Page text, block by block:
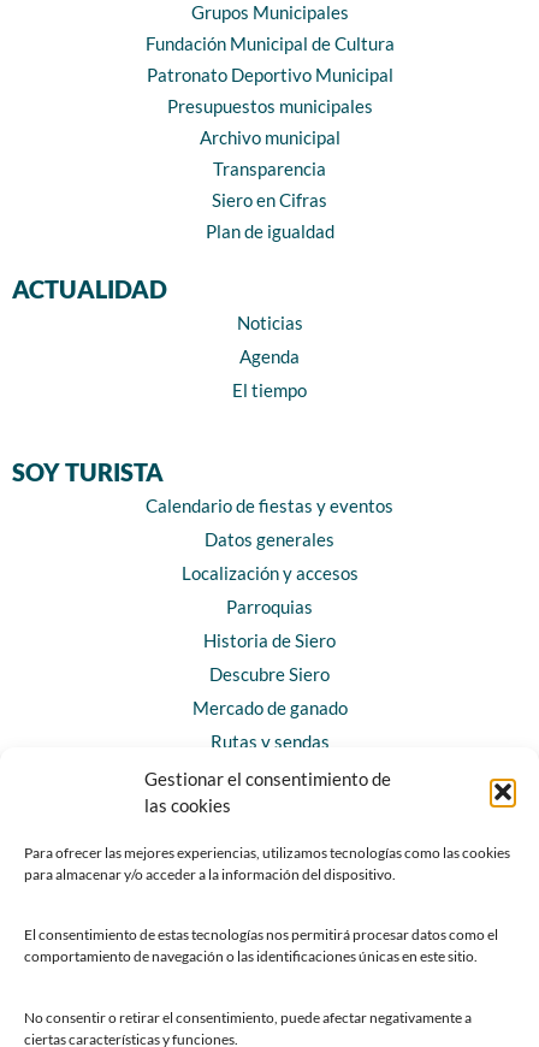
Gestionar el consentimiento de
las cookies
Para ofrecer las mejores experiencias, utilizamos tecnologías como las cookies
para almacenar y/o acceder a la información del dispositivo.
El consentimiento de estas tecnologías nos permitirá procesar datos como el
comportamiento de navegación o las identificaciones únicas en este sitio.
No consentir o retirar el consentimiento, puede afectar negativamente a
ciertas características y funciones.
Grupos Municipales
Fundación Municipal de Cultura
Patronato Deportivo Municipal
Presupuestos municipales
Archivo municipal
Transparencia
Siero en Cifras
Plan de igualdad
ACTUALIDAD
Noticias
Agenda
El tiempo
SOY TURISTA
Calendario de fiestas y eventos
Datos generales
Localización y accesos
Parroquias
Historia de Siero
Descubre Siero
Mercado de ganado
Rutas y sendas
Horarios y contacto
Teléfonos de interés
Chatbot Siero
SEDES ELECTRÓNICAS
Sede del Ayuntamiento de Siero